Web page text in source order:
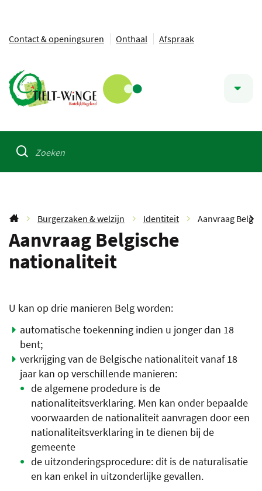
Ga
Naar
inhoud
Contact & openingsuren Onthaal Afspraak
Tielt-
Winge
Snel
kunnen
Startpagina
Burgerzaken & welzijn Identiteit Aanvraag
Aanvraag Belgische
nationaliteit
U kan op drie manieren Belg worden:
automatische toekenning indien u jonger dan 18
bent;
verkrijging van de Belgische nationaliteit vanaf 18
jaar kan op verschillende manieren:
de algemene prodedure is de
nationaliteitsverklaring. Men kan onder bepaalde
voorwaarden de nationaliteit aanvragen door een
nationaliteitsverklaring in te dienen bij de
gemeente
de uitzonderingsprocedure: dit is de naturalisatie
en kan enkel in uitzonderlijke gevallen.